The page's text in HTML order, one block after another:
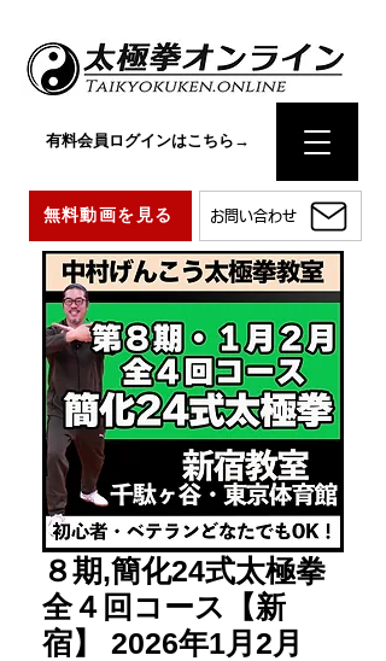
お問い合わせ
無料動画を見る
有料会員ログインはこちら→
８期,簡化24式太極拳
全４回コース【新
宿】 2026年1月2月